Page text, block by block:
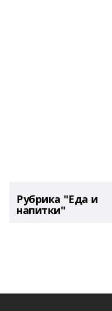
Рубрика "Еда и
напитки"